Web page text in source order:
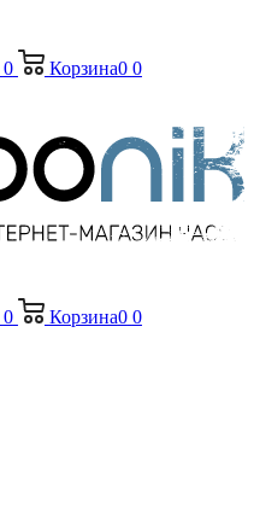
0 Корзина0 0
0 Корзина0 0